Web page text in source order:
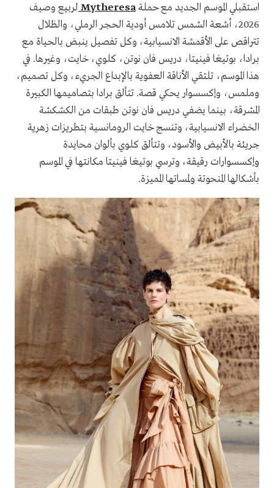
استقبلي الموسم الجديد مع حملةMytheresa لربيع وصيف
2026، أشعة الشمس تلامس أودية الحجر الرملي، والظلال
تتراقص على الأقمشة الانسيابية، وكل تفصيل ينبض بالحياة مع
برادا، بوتيغا فينيتا، دريس فان نوتن، كلوي، خايت، وغيرها. في
هذا الموسم، تلتقي الأناقة العفوية بالإبداع الجريء، وكل تصميم،
وملمس، وإكسسوار يحكي قصة. تتألق برادا بتصاميمها الكبيرة
المشرقة، بينما يضفي دريس فان نوتن طبقات من الكشكشة
الخضراء الانسيابية، وتنسج خايت الرومانسية بتطريزات زهرية
جريئة بالأبيض والأسود، وتتألق كلوي بألوان محايدة
وإكسسوارات رقيقة، وترسي بوتيغا فينيتا مكانتها في الموسم
بأشكالها المنحوتة ولمساتها المميزة.